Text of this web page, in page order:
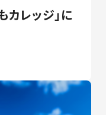
カレッジ」に